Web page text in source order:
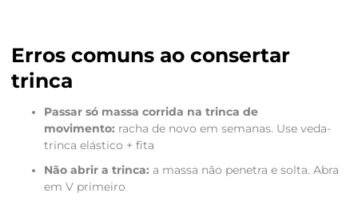
Erros comuns ao consertar
trinca
Passar só massa corrida na trinca de
movimento: racha de novo em semanas. Use veda-
trinca elástico + fita
Não abrir a trinca: a massa não penetra e solta. Abra
em V primeiro